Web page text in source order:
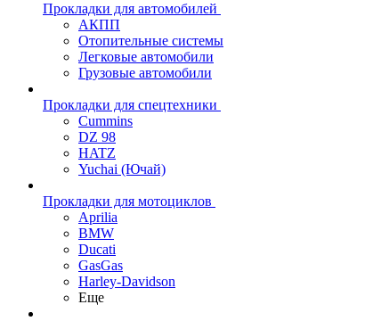
Прокладки для автомобилей
АКПП
Отопительные системы
Легковые автомобили
Грузовые автомобили
Прокладки для спецтехники
Cummins
DZ 98
HATZ
Yuchai (Ючай)
Прокладки для мотоциклов
Aprilia
BMW
Ducati
GasGas
Harley-Davidson
Еще